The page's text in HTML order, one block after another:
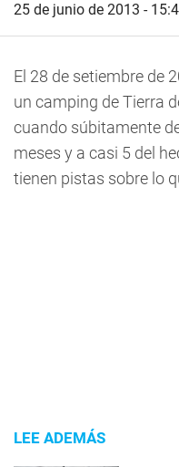
25 de junio de 2013 -
El 28 de setiembre de
un camping de Tierra
cuando súbitamente
meses y a casi 5 del
tienen pistas sobre lo
LEE ADEMÁS